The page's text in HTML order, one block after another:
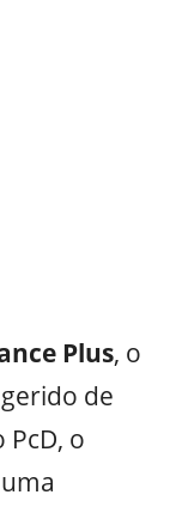
Plus, o
de
PcD, o